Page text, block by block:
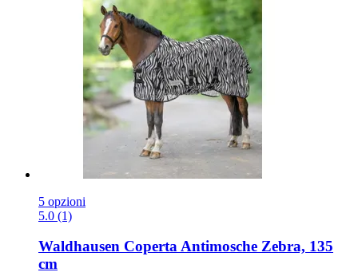
5 opzioni
5.0 (1)
Waldhausen Coperta Antimosche Zebra, 135
cm